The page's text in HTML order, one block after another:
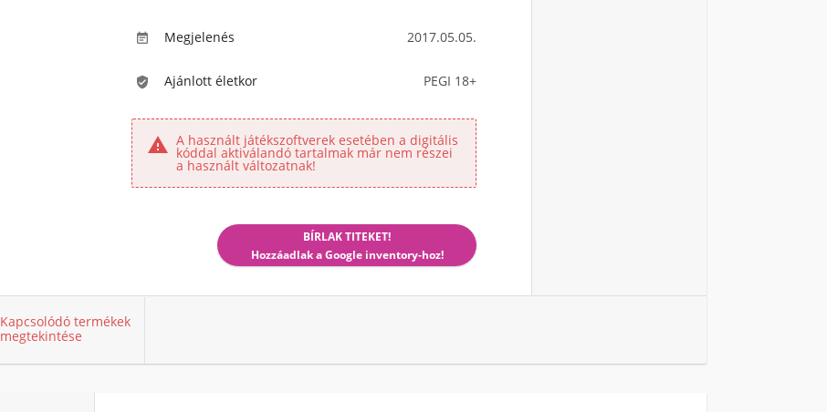
 Megjelenés 2017.05.05.
 Ajánlott életkor PEGI 18+
 A használt játékszoftverek esetében a digitális
kóddal aktiválandó tartalmak már nem részei
a használt változatnak!
BÍRLAK TITEKET!
Hozzáadlak a Google inventory-hoz!
Kapcsolódó termékek
megtekintése